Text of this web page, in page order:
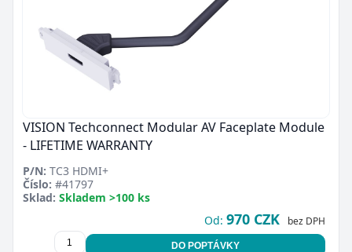
VISION Techconnect Modular AV Faceplate Module
- LIFETIME WARRANTY
P/N: TC3 HDMI+
Číslo: #41797
Sklad: Skladem >100 ks
Od: 970 CZK bez DPH
DO POPTÁVKY